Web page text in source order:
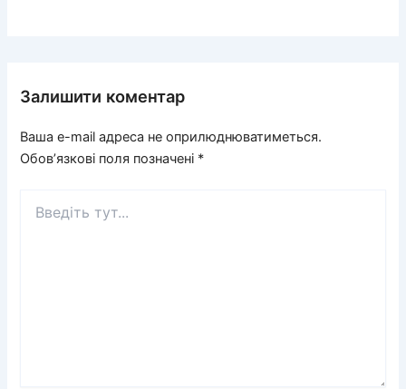
Залишити коментар
Ваша e-mail адреса не оприлюднюватиметься.
Обов’язкові поля позначені *
тут...